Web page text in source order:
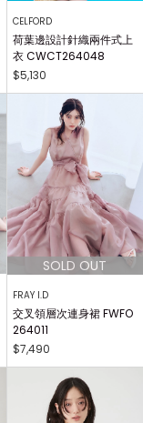
CELFORD
荷葉邊設計針織兩件式上
衣 CWCT264048
$5,130
FRAY I.D
交叉領層次連身裙 FWFO
264011
$7,490